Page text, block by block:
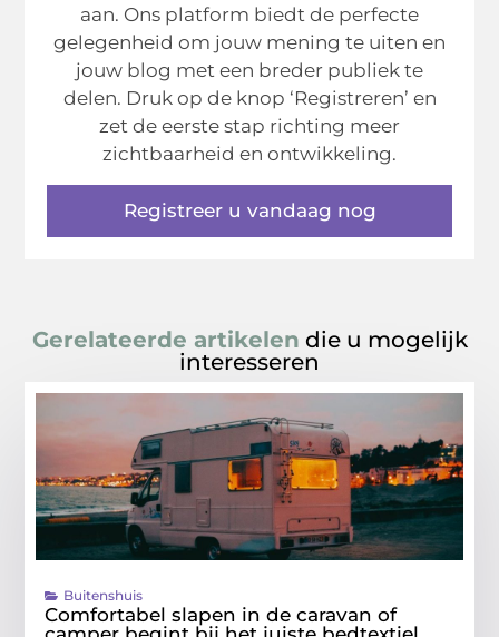
aan. Ons platform biedt de perfecte
gelegenheid om jouw mening te uiten en
jouw blog met een breder publiek te
delen. Druk op de knop ‘Registreren’ en
zet de eerste stap richting meer
zichtbaarheid en ontwikkeling.
Registreer u vandaag nog
Gerelateerde artikelen die u mogelijk
interesseren
Buitenshuis
Comfortabel slapen in de caravan of